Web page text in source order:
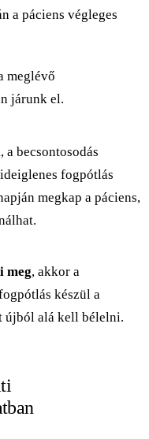
a páciens végleges
meglévő
járunk el.
, a becsontosodás
fogpótlás
megkap a páciens,
meg, akkor a
készül a
újból alá kell bélelni.